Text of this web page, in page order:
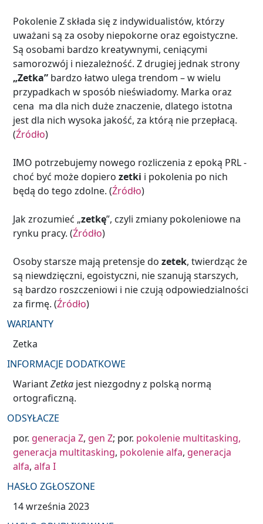
Pokolenie Z składa się z indywidualistów, którzy
uważani są za osoby niepokorne oraz egoistyczne.
Są osobami bardzo kreatywnymi, ceniącymi
samorozwój i niezależność. Z drugiej jednak strony
„Zetka” bardzo łatwo ulega trendom – w wielu
przypadkach w sposób nieświadomy. Marka oraz
cena ma dla nich duże znaczenie, dlatego istotna
jest dla nich wysoka jakość, za którą nie przepłacą.
(Źródło)
IMO potrzebujemy nowego rozliczenia z epoką PRL -
choć być może dopiero zetki i pokolenia po nich
będą do tego zdolne. (Źródło)
Jak zrozumieć „zetkę”, czyli zmiany pokoleniowe na
rynku pracy. (Źródło)
Osoby starsze mają pretensje do zetek, twierdząc że
są niewdzięczni, egoistyczni, nie szanują starszych,
są bardzo roszczeniowi i nie czują odpowiedzialności
za firmę. (Źródło)
WARIANTY
Zetka
INFORMACJE DODATKOWE
WariantZetka jest niezgodny z polską normą
ortograficzną.
ODSYŁACZE
por. generacja Z, gen Z; por. pokolenie multitasking,
generacja multitasking, pokolenie alfa, generacja
alfa, alfa I
HASŁO ZGŁOSZONE
14 września 2023